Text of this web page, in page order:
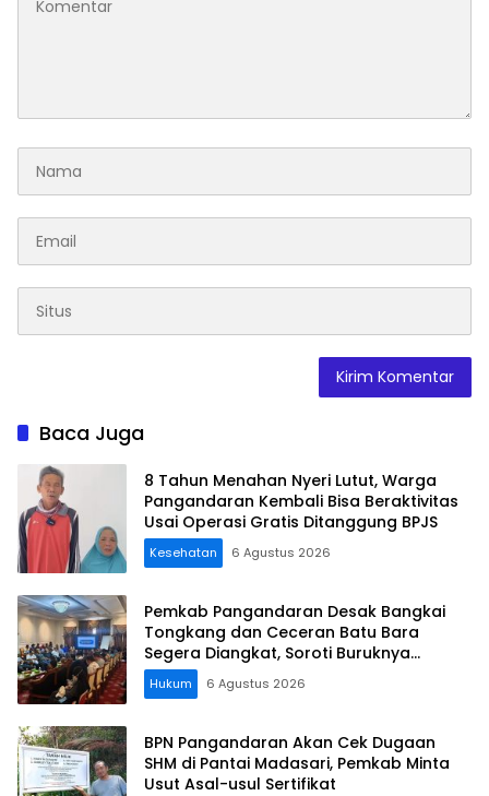
Baca Juga
8 Tahun Menahan Nyeri Lutut, Warga
Pangandaran Kembali Bisa Beraktivitas
Usai Operasi Gratis Ditanggung BPJS
Kesehatan 6 Agustus 2026
Pemkab Pangandaran Desak Bangkai
Tongkang dan Ceceran Batu Bara
Segera Diangkat, Soroti Buruknya
Koordinasi Perusahaan
Hukum 6 Agustus 2026
BPN Pangandaran Akan Cek Dugaan
SHM di Pantai Madasari, Pemkab Minta
Usut Asal-usul Sertifikat